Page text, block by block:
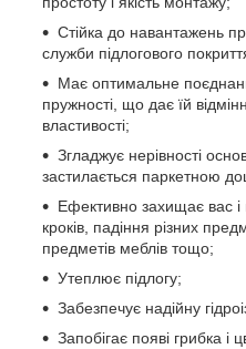
Стійка до навантажень
служби підлогового
Має оптимальне
пружності, що дає їй
властивості;
Згладжує нерівності
застилається паркетною
Ефективно захищає вас і
кроків, падіння різних
предметів меблів тощо;
Утеплює підлогу;
Забезпечує надійну
Запобігає появі грибка і